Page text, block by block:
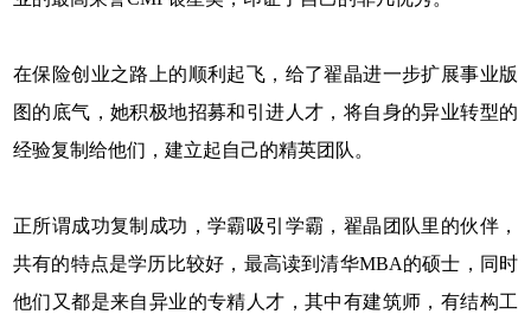
在保险创业之路上的顺利起飞，给了翟晶进一步扩展事业版
图的底气，她积极地招募和引进人才，将自身的异业转型的
经验复制给他们，建立起自己的精英团队。
正所谓成功复制成功，学霸吸引学霸，翟晶团队里的伙伴，
共有的特点是学历比较好，最高读到清华MBA的硕士，同时
他们又都是来自异业的专精人才，其中有建筑师，有结构工